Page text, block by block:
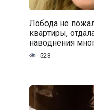
Лобода не
квартиры,
наводнения
523